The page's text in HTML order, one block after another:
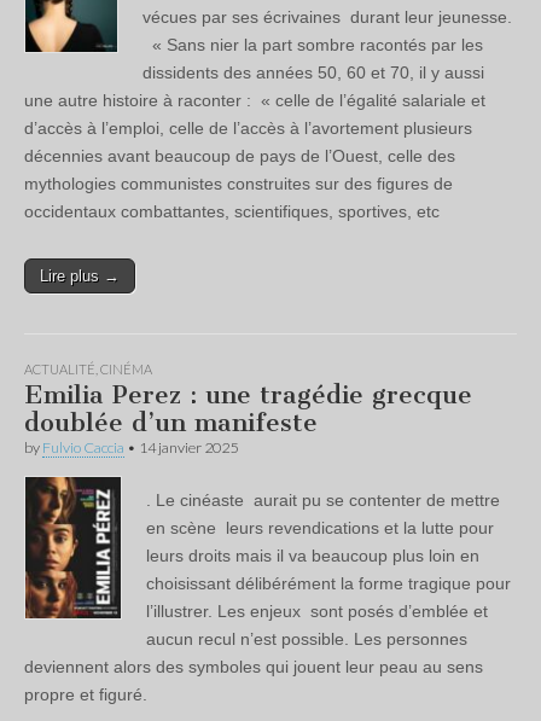
vécues par ses écrivaines durant leur jeunesse.
« Sans nier la part sombre racontés par les
dissidents des années 50, 60 et 70, il y aussi
une autre histoire à raconter : « celle de l’égalité salariale et
d’accès à l’emploi, celle de l’accès à l’avortement plusieurs
décennies avant beaucoup de pays de l’Ouest, celle des
mythologies communistes construites sur des figures de
occidentaux combattantes, scientifiques, sportives, etc
Lire plus →
ACTUALITÉ CINÉMA
Emilia Perez : une tragédie grecque
doublée d’un manifeste
by Fulvio Caccia • 14 janvier 2025
. Le cinéaste aurait pu se contenter de mettre
en scène leurs revendications et la lutte pour
leurs droits mais il va beaucoup plus loin en
choisissant délibérément la forme tragique pour
l’illustrer. Les enjeux sont posés d’emblée et
aucun recul n’est possible. Les personnes
deviennent alors des symboles qui jouent leur peau au sens
propre et figuré.